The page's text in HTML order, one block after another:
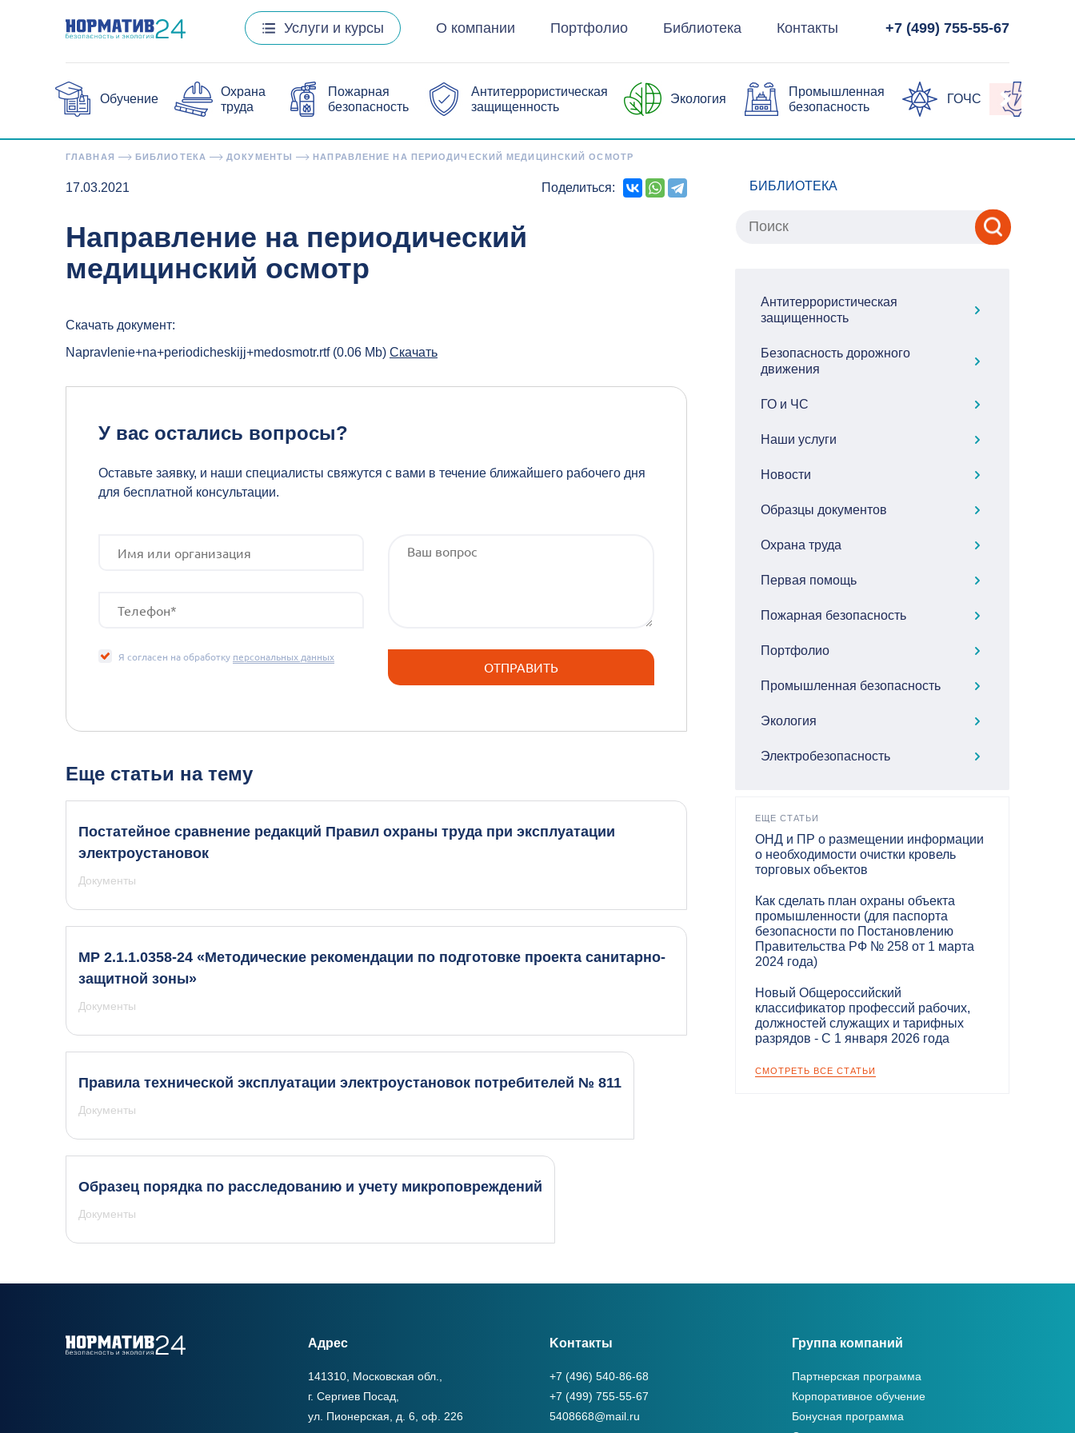
Услуги и курсы О компании Портфолио Библиотека Контакты +7 (499) 755-55-67
Обучение
Охрана
труда
Пожарная
безопасность
Антитеррористическая
защищенность
Экология
Промышленная
безопасность
ГОЧС
ГЛАВНАЯ БИБЛИОТЕКА ДОКУМЕНТЫ НАПРАВЛЕНИЕ НА ПЕРИОДИЧЕСКИЙ МЕДИЦИНСКИЙ ОСМОТР
17.03.2021 Поделиться:
Направление на периодический
медицинский осмотр
Скачать документ:
Napravlenie+na+periodicheskijj+medosmotr.rtf (0.06 Mb) Скачать
У вас остались вопросы?
Оставьте заявку, и наши специалисты свяжутся с вами в течение ближайшего рабочего дня
для бесплатной консультации.
Я согласен на обработку персональных данных
Еще статьи на тему
Постатейное сравнение редакций Правил охраны труда при эксплуатации
электроустановок
Документы
МР 2.1.1.0358-24 «Методические рекомендации по подготовке проекта санитарно-
защитной зоны»
Документы
Правила технической эксплуатации электроустановок потребителей № 811
Документы
Образец порядка по расследованию и учету микроповреждений
Документы
БИБЛИОТЕКА
Антитеррористическая
защищенность
Безопасность дорожного
движения
ГО и ЧС
Наши услуги
Новости
Образцы документов
Охрана труда
Первая помощь
Пожарная безопасность
Портфолио
Промышленная безопасность
Экология
Электробезопасность
ЕЩЕ СТАТЬИ
ОНД и ПР о размещении информации
о необходимости очистки кровель
торговых объектов
Как сделать план охраны объекта
промышленности (для паспорта
безопасности по Постановлению
Правительства РФ № 258 от 1 марта
2024 года)
Новый Общероссийский
классификатор профессий рабочих,
должностей служащих и тарифных
разрядов - С 1 января 2026 года
СМОТРЕТЬ ВСЕ СТАТЬИ
Адрес
141310, Московская обл.,
г. Сергиев Посад,
ул. Пионерская, д. 6, оф. 226
Kонтакты
+7 (496) 540-86-68
+7 (499) 755-55-67
5408668@mail.ru
Группа компаний
Партнерская программа
Корпоративное обучение
Бонусная программа